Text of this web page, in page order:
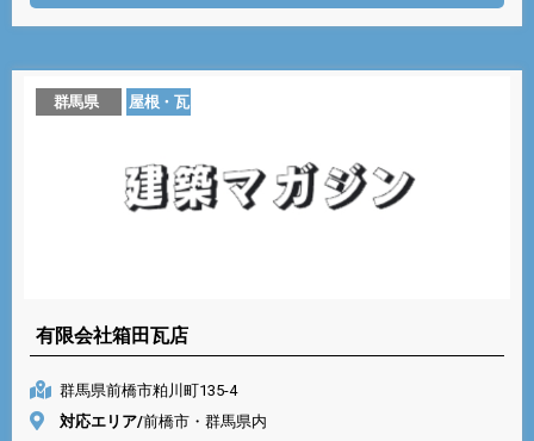
群馬県 屋根・瓦
有限会社箱田瓦店
群馬県前橋市粕川町135-4
対応エリア/前橋市・群馬県内